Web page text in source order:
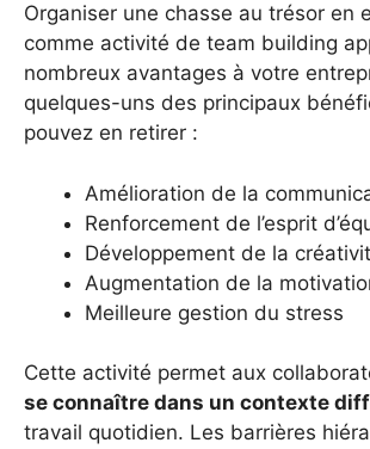
Organiser une chasse au trésor en
comme activité de team building
nombreux avantages à votre
quelques-uns des principaux
pouvez en retirer :
Amélioration de la
Renforcement de l’esprit
Développement de la
Augmentation de la
Meilleure gestion du stress
Cette activité permet aux
se connaître dans un contexte
travail quotidien. Les barrières